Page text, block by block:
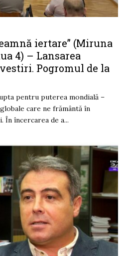
iertare” (Miruna
4) – Lansarea
Pogromul de la
pentru puterea mondială –
care ne frământă în
încercarea de a...